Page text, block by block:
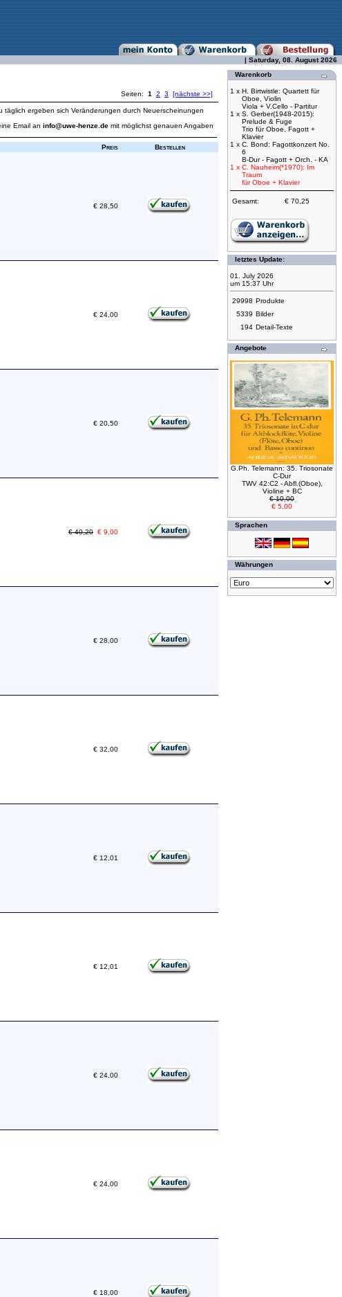
| Saturday, 08. August 2026
Seiten: 1 2 3 [nächste >>]
ergeben sich Veränderungen durch Neuerscheinungen
Email an info@uwe-henze.de mit möglichst genauen Angaben
Preis Bestellen
€ 28,50
€ 24,00
€ 20,50
€ 40,20 € 9,00
€ 28,00
€ 32,00
€ 12,01
€ 12,01
€ 24,00
€ 24,00
€ 18,00
Warenkorb
1 x H. Birtwistle: Quartett für
Oboe, Violin
Viola + V.Cello - Partitur
1 x S. Gerber(1948-2015):
Prelude & Fuge
Trio für Oboe, Fagott +
Klavier
1 x C. Bond: Fagottkonzert No.
6
B-Dur - Fagott + Orch. - KA
1 x C. Nauheim(*1970): Im
Traum
für Oboe + Klavier
Gesamt: € 70,25
letztes Update:
01. July 2026
um 15:37 Uhr
29998 Produkte
5339 Bilder
194 Detail-Texte
Angebote
G.Ph. Telemann: 35. Triosonate
C-Dur
TWV 42:C2 - Abfl.(Oboe),
Violine + BC
€ 10,00
€ 5,00
Sprachen
Währungen